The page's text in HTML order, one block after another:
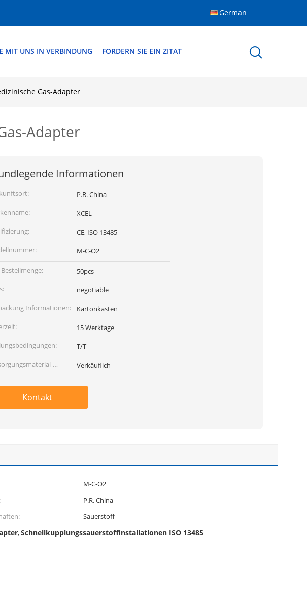
German
MIT UNS IN VERBINDUNG FORDERN SIE EIN ZITAT
Gas-Adapter
Adapter
Informationen
P.R. China
XCEL
CE, ISO 13485
M-C-O2
50pcs
negotiable
Informationen:
Kartonkasten
15 Werktage
T/T
Verkäuflich
Kontakt
M-C-O2
P.R. China
Sauerstoff
,Schnellkupplungssauerstoffinstallationen ISO 13485